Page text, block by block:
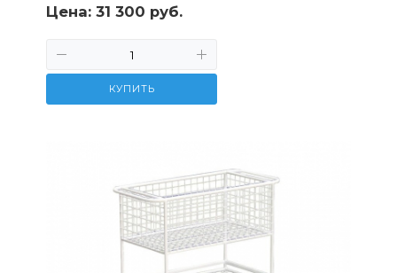
Цена: 31 300 руб.
КУПИТЬ